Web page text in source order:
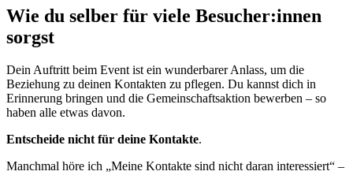
Wie du selber für viele Besucher:innen
sorgst
Dein Auftritt beim Event ist ein wunderbarer Anlass, um die
Beziehung zu deinen Kontakten zu pflegen. Du kannst dich in
Erinnerung bringen und die Gemeinschaftsaktion bewerben – so
haben alle etwas davon.
Entscheide nicht für deine Kontakte.
Manchmal höre ich „Meine Kontakte sind nicht daran interessiert“ –